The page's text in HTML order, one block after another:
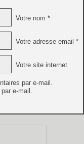
Votre nom *
Votre adresse email *
Votre site internet
par e-mail.
e-mail.